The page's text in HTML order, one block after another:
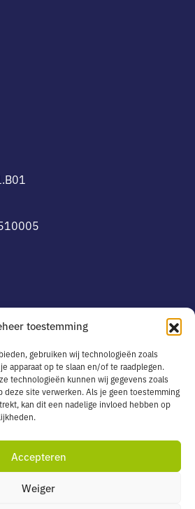
toestemming
gebruiken wij technologieën zoals
apparaat op te slaan en/of te raadplegen.
technologieën kunnen wij gegevens zoals
deze site verwerken. Als je geen toestemming
kan dit een nadelige invloed hebben op
Accepteren
Weiger